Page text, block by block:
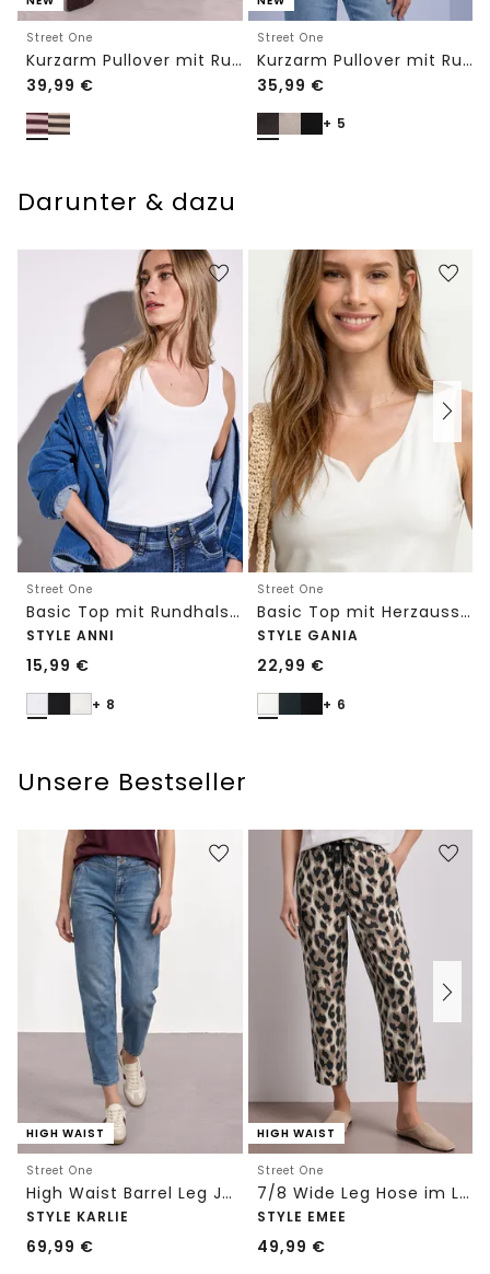
Street One
Kurzarm Pullover mit Rundhals und Streifen
39,99 €
Street One
Kurzarm Pullover mit Rundhals in Unifarbe
35,99 €
+ 5
Darunter & dazu
Street One
Basic Top mit Rundhals in Unifarbe
STYLE ANNI
15,99 €
+ 8
Street One
Basic Top mit Herzausschnitt
STYLE GANIA
22,99 €
+ 6
Unsere Bestseller
HIGH WAIST
Street One
High Waist Barrel Leg Jeans im Loose Fit
STYLE KARLIE
69,99 €
HIGH WAIST
Street One
7/8 Wide Leg Hose im Loose Fit mit Print
STYLE EMEE
49,99 €